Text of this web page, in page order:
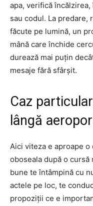
apa, verifică
sau codul. La predare,
făcute pe lumină, un
mână care închide
durează mai puțin
mesaje fără sfârșit.
Caz
lângă
Aici viteza e aproape
oboseala după o
bune te întâmpină cu
actele pe loc, te
propoziții ce e